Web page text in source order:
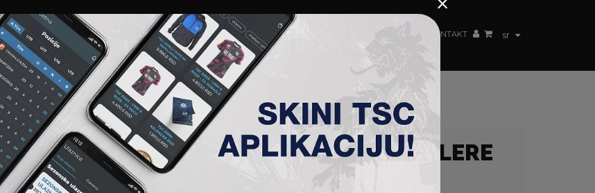
sr
A TIM ČLANSTVO AKREDITACIJE KLUB AKADEMIJA ŽENSKI TIM KONTAKT
KOPAČKE ZA NAŠE MLADE FUDBALERE